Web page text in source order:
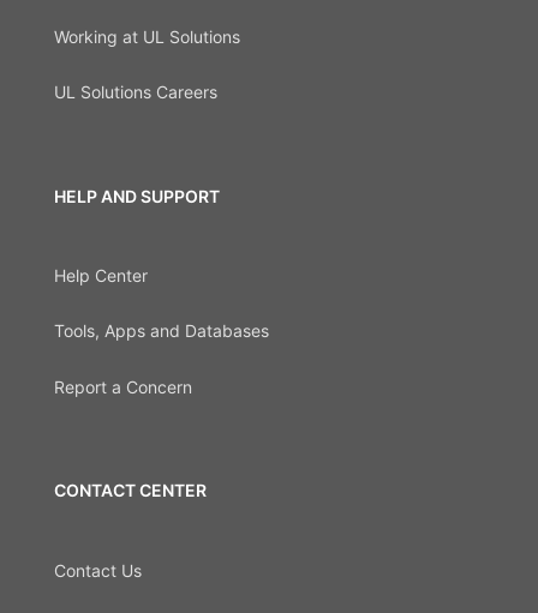
Working at UL Solutions
UL Solutions Careers
HELP AND SUPPORT
Help Center
Tools, Apps and Databases
Report a Concern
CONTACT CENTER
Contact Us